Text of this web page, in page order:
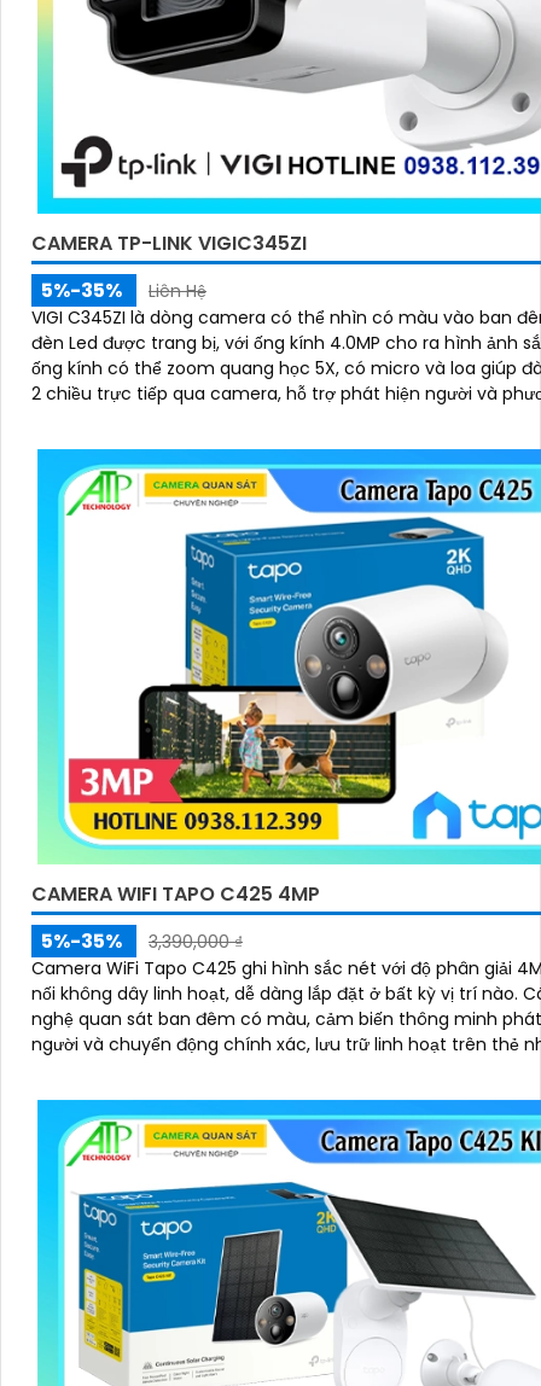
CAMERA TP-LINK VIGIC345ZI
5%-35%
Liên Hệ
VIGI C345ZI là dòng camera có thể nhìn có màu vào ban
đèn Led được trang bị, với ống kính 4.0MP cho ra hình ảnh
ống kính có thể zoom quang học 5X, có micro và loa giúp
2 chiều trực tiếp qua camera, hỗ trợ phát hiện người và
CAMERA WIFI TAPO C425 4MP
5%-35%
3,390,000 ₫
Camera WiFi Tapo C425 ghi hình sắc nét với độ phân giải
nối không dây linh hoạt, dễ dàng lắp đặt ở bất kỳ vị trí nào. Công
nghệ quan sát ban đêm có màu, cảm biến thông minh
người và chuyển động chính xác, lưu trữ linh hoạt trên thẻ